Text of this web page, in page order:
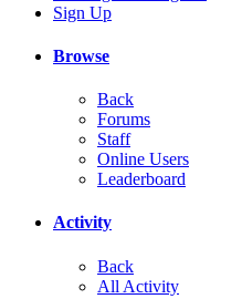
Sign Up
Browse
Back
Forums
Staff
Online Users
Leaderboard
Activity
Back
All Activity